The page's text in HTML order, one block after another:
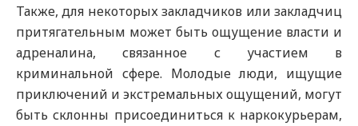
Также, для некоторых закладчиков или закладчиц
притягательным может быть ощущение власти и
адреналина, связанное с участием в
криминальной сфере. Молодые люди, ищущие
приключений и экстремальных ощущений, могут
быть склонны присоединиться к наркокурьерам,